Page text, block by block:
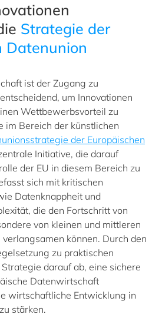
Strategie der
Datenunion
ist der Zugang zu
um Innovationen
Wettbewerbsvorteil zu
im Bereich der künstlichen
der Europäischen
Initiative, die darauf
der EU in diesem Bereich zu
sich mit kritischen
Datenknappheit und
die den Fortschritt von
von kleinen und mittleren
können. Durch den
zu praktischen
darauf ab, eine sichere
Datenwirtschaft
wirtschaftliche Entwicklung in
stärken.